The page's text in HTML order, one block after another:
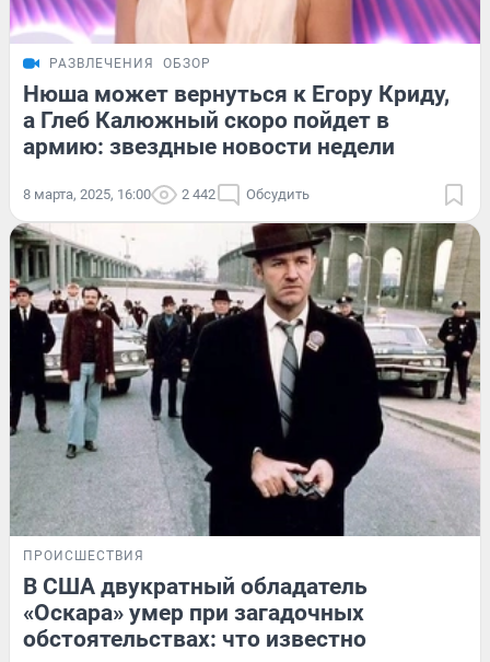
РАЗВЛЕЧЕНИЯ ОБЗОР
Нюша может вернуться к Егору Криду,
а Глеб Калюжный скоро пойдет в
армию: звездные новости недели
8 марта, 2025, 16:00 2 442 Обсудить
ПРОИСШЕСТВИЯ
В США двукратный обладатель
«Оскара» умер при загадочных
обстоятельствах: что известно